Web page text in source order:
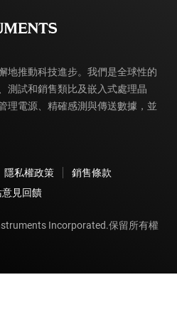
地推動科技進步。我們是全球性的
測試和銷售類比及嵌入式處理晶
理電源、精確感測與傳送數據，並
隱私權政策
銷售條款
意見回饋
Incorporated.保留所有權